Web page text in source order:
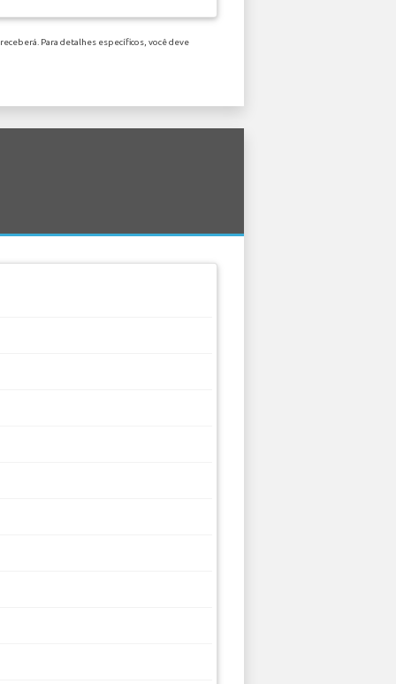
Para detalhes específicos, você deve